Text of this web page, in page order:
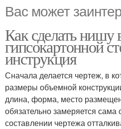
Вас может
Как сделать нишу
гипсокартонной
инструкция
Сначала делается чертеж, в
размеры объемной
длина, форма, место
обязательно замеряется сама
составлении чертежа